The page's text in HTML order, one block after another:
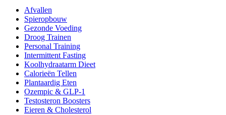
Afvallen
Spieropbouw
Gezonde Voeding
Droog Trainen
Personal Training
Intermittent Fasting
Koolhydraatarm Dieet
Calorieën Tellen
Plantaardig Eten
Ozempic & GLP-1
Testosteron Boosters
Eieren & Cholesterol